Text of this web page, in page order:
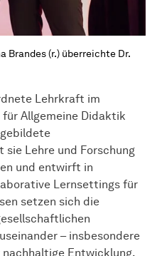
Brandes (r.) überreichte Dr.
Lehrkraft im
Allgemeine Didaktik
Lehre und Forschung
und entwirft in
Lernsettings für
setzen sich die
– insbesondere
Entwicklung.